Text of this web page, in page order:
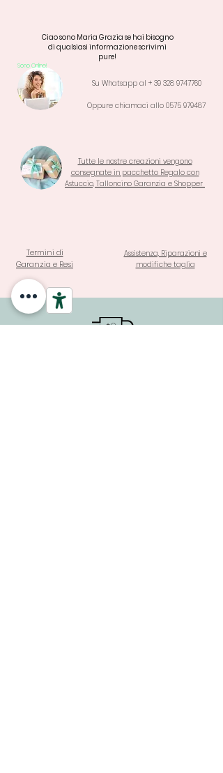
Ciao sono Maria Grazia se hai bisogno
di qualsiasi informazione scrivimi
pure!
Sono Online!
Su Whatsapp al + 39 328 9747760
Oppure chiamaci allo 0575 979487
Tutte le nostre creazioni vengono
consegnate in pacchetto Regalo con
Astuccio, Talloncino Garanzia e Shopper
Termini di
Garanzia e Resi
Assistenza, Riparazioni e
modifiche taglia